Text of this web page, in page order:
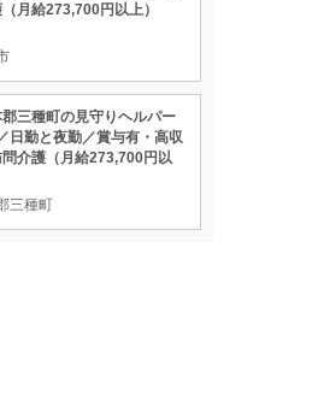
月給273,700円以上）
郡三種町の見守りヘルパー
日勤と夜勤／賞与有・高収
介護（月給273,700円以
三種町